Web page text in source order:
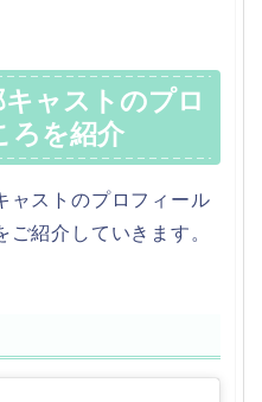
ャストのプロ
ろを紹介
ャストのプロフィール
紹介していきます。